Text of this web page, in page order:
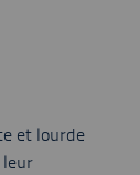
et lourde
leur